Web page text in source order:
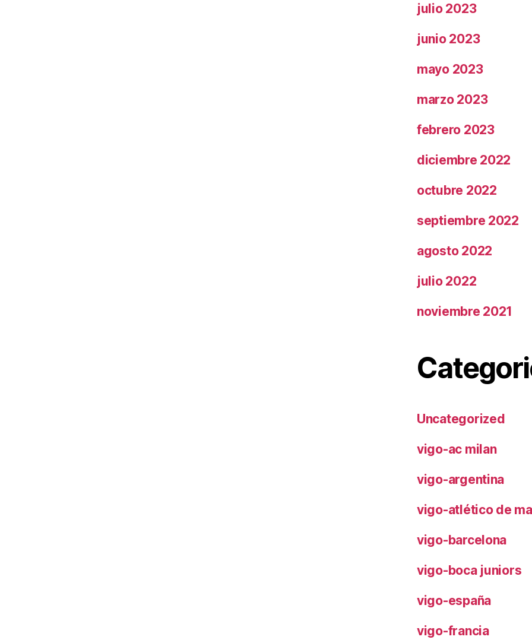
julio 2023
junio 2023
mayo 2023
marzo 2023
febrero 2023
diciembre 2022
octubre 2022
septiembre 2022
agosto 2022
julio 2022
noviembre 2021
Uncategorized
vigo-ac milan
vigo-argentina
vigo-atlético de
vigo-barcelona
vigo-boca juniors
vigo-españa
vigo-francia